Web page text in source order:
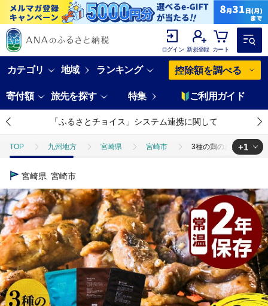
ログイン 新規登録 カート
カテゴリ 地域 ランキング 控除額を調べる
寄付額 旅先を探す 特集 ご利用ガイド
「ふるさとチョイス」システム連携に関して
TOP 九州地方 宮崎県 宮崎市 3種の鶏の炭火焼セッ
TOP
+1
宮崎県 宮崎市